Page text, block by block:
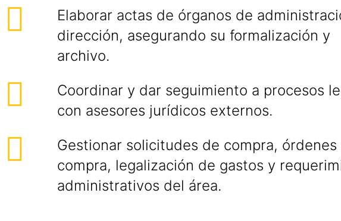
Elaborar actas de órganos de
dirección, asegurando su formalización y
archivo.
Coordinar y dar seguimiento a procesos
con asesores jurídicos externos.
Gestionar solicitudes de compra, órdenes
compra, legalización de gastos y
administrativos del área.